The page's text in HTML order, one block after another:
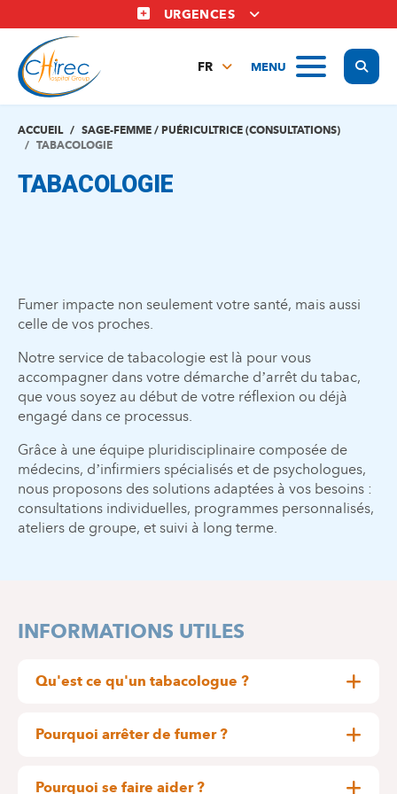
au
contenu
principal
URGENCES
MENU
FR
EN
ACCUEIL
SAGE-FEMME / PUÉRICULTRICE (CONSULTATIONS)
TABACOLOGIE
TABACOLOGIE
Fumer impacte non seulement votre santé, mais aussi
celle de vos proches.
Notre service de tabacologie est là pour vous
accompagner dans votre démarche d’arrêt du tabac,
que vous soyez au début de votre réflexion ou déjà
engagé dans ce processus.
Grâce à une équipe pluridisciplinaire composée de
médecins, d’infirmiers spécialisés et de psychologues,
nous proposons des solutions adaptées à vos besoins :
consultations individuelles, programmes personnalisés,
ateliers de groupe, et suivi à long terme.
INFORMATIONS UTILES
Qu'est ce qu'un tabacologue ?
infirmièr(e), d’une sage-femme ou d’un
Pourquoi arrêter de fumer ?
dernière cigarette :
Pourquoi se faire aider ?